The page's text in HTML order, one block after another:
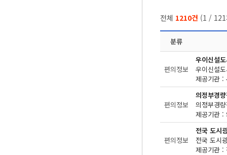
전체 1210건 (1 / 121
분류
편의정보
우이신설
제공기관 :
편의정보
의정부경
제공기관 :
편의정보
전국 도시
제공기관 :